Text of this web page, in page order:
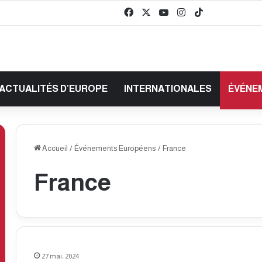
Facebook YouTubeInstagram
D’EUROPE INTERNATIONALES
Accueil / Événements Européens / France
France
27 mai، 2024